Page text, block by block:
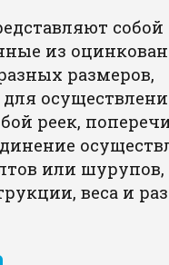
собой
из
размеров,
реек,
или шурупов,
веса и